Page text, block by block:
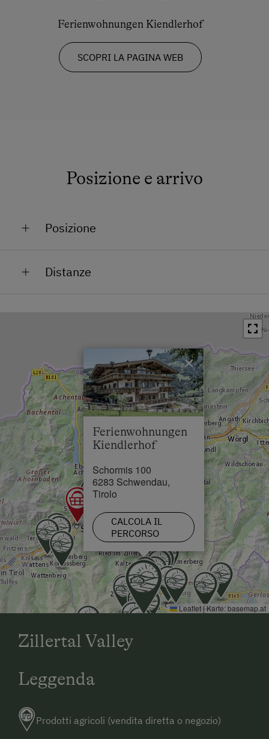
Asciugamani
Riscaldamento
forno a microonde con funzione forno
Frigorifero
WiFi
Vista giardino
Lavastoviglie
Biancheria da letto
Letto matrimoniale (kingsize)
Letto singolo
Ferienwohnungen Kiendlerhof
SCOPRI LA PAGINA WEB
Posizione e arrivo
Posizione
Centro nelle vicinanze
Distanze
Centro in 0.1 km
Ristorante in 0.1 km
Piscina in 0.5 km
Lago / stagno in 20 km
Skilift in 1.6 km
Pista da sci di fondo in 0.5 km
Ferienwohnungen
Kiendlerhof
Schormis 100
6283 Schwendau,
Tirolo
CALCOLA IL
PERCORSO
×
Leaflet | Karte:basemap.at
Zillertal Valley
Leggenda
Prodotti agricoli (vendita diretta o negozio)